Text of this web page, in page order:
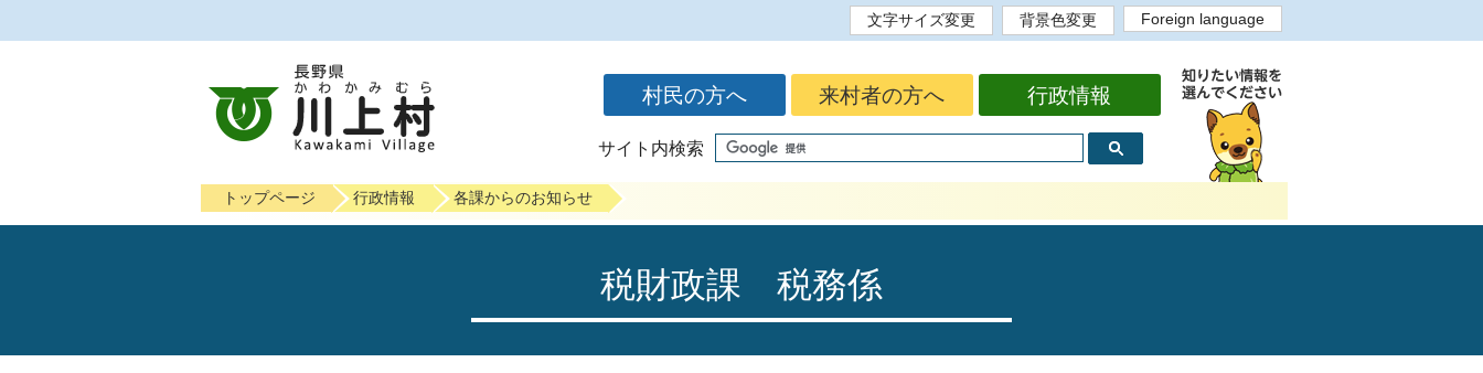
文字サイズ変更
背景色変更
Foreign language
村民の方へ 来村者の方へ 行政情報
サイト内検索
トップページ 行政情報 各課からのお知らせ
税財政課 税務係